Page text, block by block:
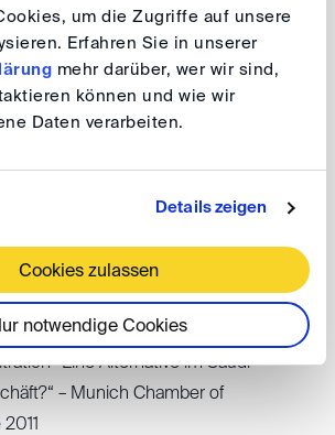
um die Zugriffe auf unsere
Erfahren Sie in unserer
mehr darüber, wer wir sind,
können und wie wir
Daten verarbeiten.
Details zeigen
Cookies zulassen
notwendige Cookies
and Investor Arbitration/A German
Arbitration Review, Year 4 Edition 16,
in Germany”, Young
Year 2 Edition 5, April 2012
in internationalen
– eine neue Herausforderung? ”,
Eine Alternative im Saudi
– Munich Chamber of